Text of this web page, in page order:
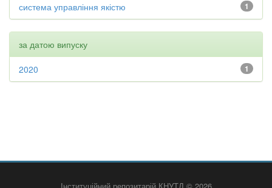
1
система управління якістю
за датою випуску
1
2020